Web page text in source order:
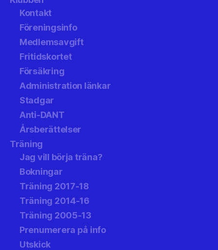
Kontakt
Föreningsinfo
Medlemsavgift
Fritidskortet
Försäkring
Administration länkar
Stadgar
Anti-DANT
Årsberättelser
Träning
Jag vill börja träna?
Bokningar
Träning 2017-18
Träning 2014-16
Träning 2005-13
Prenumerera på info
Utskick